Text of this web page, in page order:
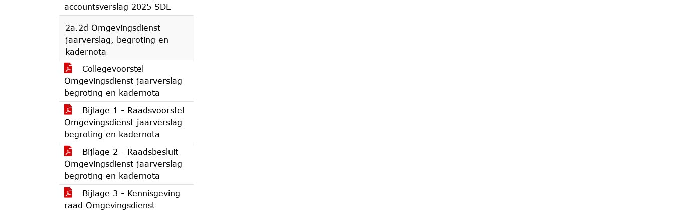
accountsverslag 2025 SDL
2a.2d Omgevingsdienst
jaarverslag, begroting en
kadernota
Collegevoorstel
Omgevingsdienst jaarverslag
begroting en kadernota
Bijlage 1 - Raadsvoorstel
Omgevingsdienst jaarverslag
begroting en kadernota
Bijlage 2 - Raadsbesluit
Omgevingsdienst jaarverslag
begroting en kadernota
Bijlage 3 - Kennisgeving
raad Omgevingsdienst